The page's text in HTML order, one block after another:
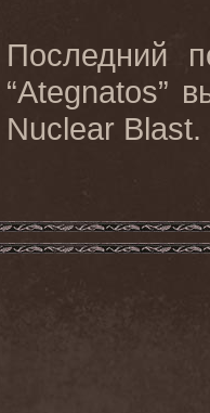
Последний
“Ategnatos”
Nuclear Blast.